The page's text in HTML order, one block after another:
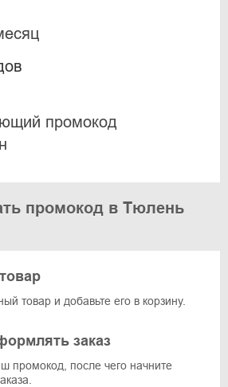
промокод
промокод в Тюлень
товар и добавьте его в корзину.
заказ
промокод, после чего начните